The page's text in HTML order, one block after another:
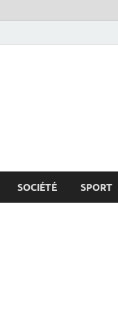
SOCIÉTÉ SPORT